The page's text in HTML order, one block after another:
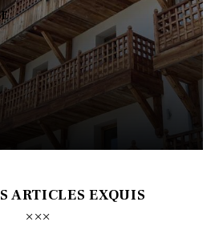
ARTICLES EXQUIS